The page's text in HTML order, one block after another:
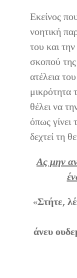
Εκείνος
νοητική
του και
σκοπού
ατέλεια
μικρότητα
θέλει να
όπως
δεχτεί τη
Ας μην
«Στήτε,
άνευ